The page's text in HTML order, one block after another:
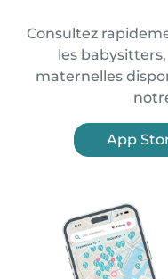
Consultez
les
maternelles
App